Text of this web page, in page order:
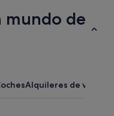
mundo de
Alquileres de